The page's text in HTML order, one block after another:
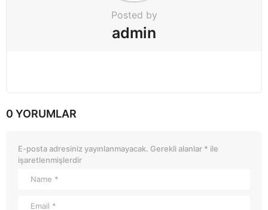
Posted by
admin
0 YORUMLAR
E-posta adresiniz yayınlanmayacak. Gerekli alanlar * ile
işaretlenmişlerdir